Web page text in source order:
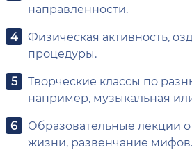
направленности.
Физическая активность,
процедуры.
Творческие классы по
например, музыкальная
Образовательные лекции
жизни, развенчание мифов.